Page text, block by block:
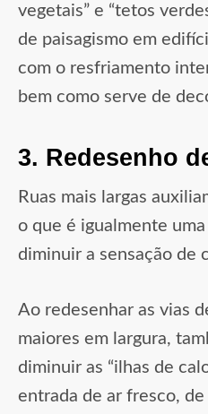
vegetais” e “tetos
de paisagismo em
com o resfriamento
bem como serve de
3. Redesenho
Ruas mais largas
o que é igualmente
diminuir a sensação de
Ao redesenhar as vias
maiores em largura,
diminuir as “ilhas de
entrada de ar fresco,